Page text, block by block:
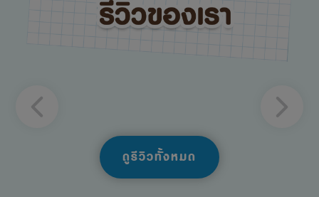
ดูรีวิวทั้งหมด